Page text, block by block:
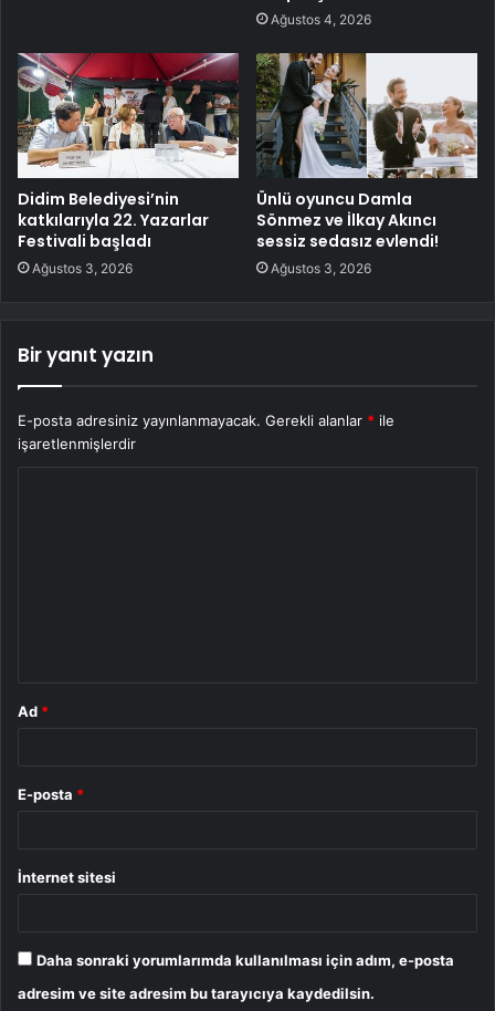
Ağustos 4, 2026
Didim Belediyesi’nin
katkılarıyla 22. Yazarlar
Festivali başladı
Ağustos 3, 2026
Ünlü oyuncu Damla
Sönmez ve İlkay Akıncı
sessiz sedasız evlendi!
Ağustos 3, 2026
Bir yanıt yazın
E-posta adresiniz yayınlanmayacak. Gerekli alanlar * ile
işaretlenmişlerdir
Ad *
E-posta *
İnternet sitesi
Daha sonraki yorumlarımda kullanılması için adım, e-posta
adresim ve site adresim bu tarayıcıya kaydedilsin.